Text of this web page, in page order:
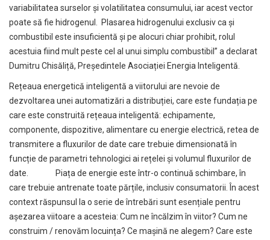
variabilitatea surselor și volatilitatea consumului, iar acest vector
poate să fie hidrogenul. Plasarea hidrogenului exclusiv ca și
combustibil este insuficientă și pe alocuri chiar prohibit, rolul
acestuia fiind mult peste cel al unui simplu combustibil” a declarat
Dumitru Chisăliță, Președintele Asociației Energia Inteligentă.
Rețeaua energetică inteligentă a viitorului are nevoie de
dezvoltarea unei automatizări a distribuției, care este fundația pe
care este construită rețeaua inteligentă: echipamente,
componente, dispozitive, alimentare cu energie electrică, retea de
transmitere a fluxurilor de date care trebuie dimensionată în
funcție de parametri tehnologici ai rețelei și volumul fluxurilor de
date. Piața de energie este într-o continuă schimbare, în
care trebuie antrenate toate părțile, inclusiv consumatorii. În acest
context răspunsul la o serie de întrebări sunt esențiale pentru
așezarea viitoare a acesteia: Cum ne încălzim în viitor? Cum ne
construim / renovăm locuința? Ce mașină ne alegem? Care este